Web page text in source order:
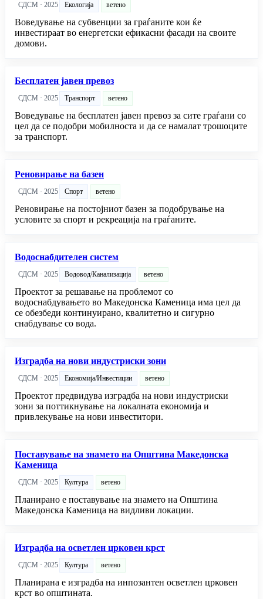
СДСМ · 2025 Екологија ветено
Воведување на субвенции за граѓаните кои ќе
инвестираат во енергетски ефикасни фасади на своите
домови.
Бесплатен јавен превоз
СДСМ · 2025 Транспорт ветено
Воведување на бесплатен јавен превоз за сите граѓани со
цел да се подобри мобилноста и да се намалат трошоците
за транспорт.
Реновирање на базен
СДСМ · 2025 Спорт ветено
Реновирање на постојниот базен за подобрување на
условите за спорт и рекреација на граѓаните.
Водоснабдителен систем
СДСМ · 2025 Водовод/Канализација ветено
Проектот за решавање на проблемот со
водоснабдувањето во Македонска Каменица има цел да
се обезбеди континуирано, квалитетно и сигурно
снабдување со вода.
Изградба на нови индустриски зони
СДСМ · 2025 Економија/Инвестиции ветено
Проектот предвидува изградба на нови индустриски
зони за поттикнување на локалната економија и
привлекување на нови инвеститори.
Поставување на знамето на Општина Македонска
Каменица
СДСМ · 2025 Култура ветено
Планирано е поставување на знамето на Општина
Македонска Каменица на видливи локации.
Изградба на осветлен црковен крст
СДСМ · 2025 Култура ветено
Планирана е изградба на инпозантен осветлен црковен
крст во општината.